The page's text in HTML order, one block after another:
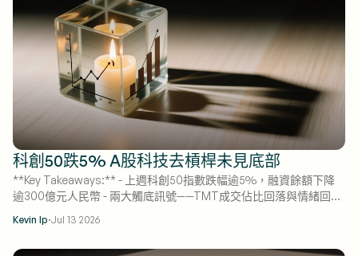
科創50跌5% A股科技去槓桿未見底部
**Key Takeaways:** - 上週科創50指數跌幅逾5%，融資餘額下降
逾300億元人民幣 - 兩大觸底訊號——TMT成交佔比回落與情緒回歸
構性下跌
Kevin Ip·Jul 13 2026